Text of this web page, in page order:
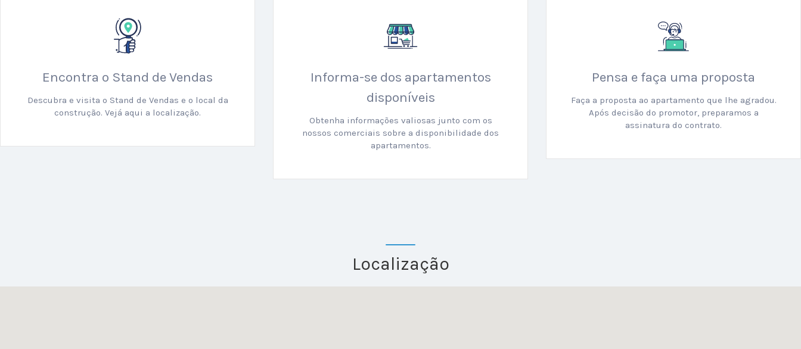
Encontra o Stand de Vendas
Descubra e visita o Stand de Vendas e o local da
construção. Vejá aqui a localização.
Informa-se dos apartamentos
disponíveis
Obtenha informações valiosas junto com os
nossos comerciais sobre a disponibilidade dos
apartamentos.
Pensa e faça uma proposta
Faça a proposta ao apartamento que lhe agradou.
Após decisão do promotor, preparamos a
assinatura do contrato.
Localização